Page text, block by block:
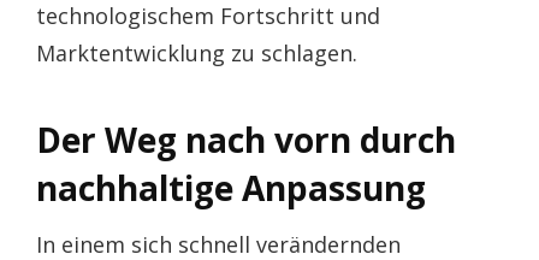
technologischem Fortschritt und
Marktentwicklung zu schlagen.
Der Weg nach vorn durch
nachhaltige Anpassung
In einem sich schnell verändernden